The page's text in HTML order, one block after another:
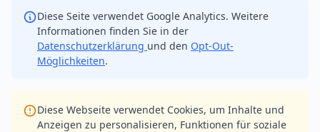
Diese Seite verwendet Google Analytics. Weitere
Informationen finden Sie in der
Datenschutzerklärung und den Opt-Out-
Möglichkeiten.
Diese Webseite verwendet Cookies, um Inhalte und
Anzeigen zu personalisieren, Funktionen für soziale